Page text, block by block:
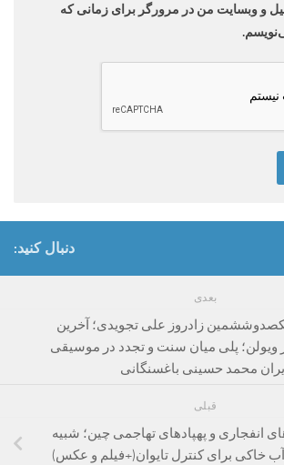
و وبسایت من در مرورگر برای زمانی که
دنبال کنید:
بعدی
زادروز علی تجویدی؛ آخرین
پلی میان سنت و تجدد در موسیقی
محمد حسینی باغسنگانی
قبلی
انفجاری و پهپادهای تهاجمی چین؛ شبیه
خاکی برای کنترل تایوان(+فیلم و عکس)